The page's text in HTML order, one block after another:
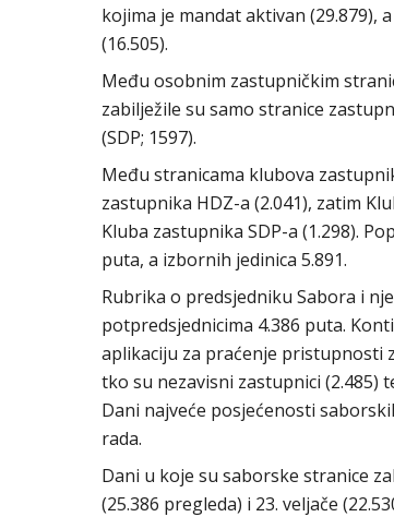
kojima je mandat aktivan (29.879),
(16.505).
Među osobnim zastupničkim
zabilježile su samo stranice
(SDP; 1597).
Među stranicama klubova
zastupnika HDZ-a (2.041), zatim
Kluba zastupnika SDP-a (1.298).
puta, a izbornih jedinica 5.891.
Rubrika o predsjedniku Sabora i
potpredsjednicima 4.386 puta.
aplikaciju za praćenje pristupnosti
tko su nezavisni zastupnici (2.485)
Dani najveće posjećenosti
rada.
Dani u koje su saborske stranice
(25.386 pregleda) i 23. veljače